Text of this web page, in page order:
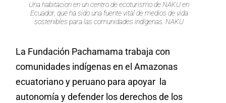
Una habitacion en un centro de ecoturismo de NAKU en
Ecuador, que ha sido una fuente vital de medios de vida
sostenibles para las comunidades indígenas. NAKU
La Fundación Pachamama trabaja con
comunidades indígenas en el Amazonas
ecuatoriano y peruano para apoyar la
autonomía y defender los derechos de los